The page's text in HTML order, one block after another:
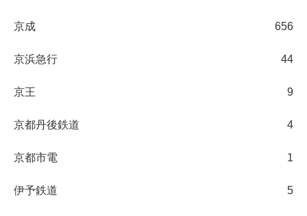
京成 656
京浜急行 44
京王 9
京都丹後鉄道 4
京都市電 1
伊予鉄道 5